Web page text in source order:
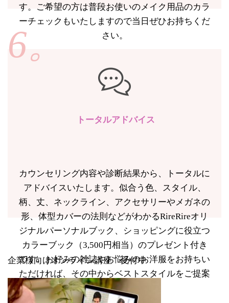
す。ご希望の方は普段お使いのメイク用品のカラ
ーチェックもいたしますので当日ぜひお持ちくだ
さい。
6。
トータルアドバイス
カウンセリング内容や診断結果から、トータルに
アドバイスいたします。似合う色、スタイル、
柄、丈、ネックライン、アクセサリーやメガネの
形、体型カバーの法則などがわかるRireRireオリ
ジナルパーソナルブック、ショッピングに役立つ
カラーブック（3,500円相当）のプレゼント付き
です。お好みの雑誌やお悩みのお洋服をお持ちい
ただければ、その中からベストスタイルをご提案
もできます。
企業様向けオンライン講座 受付中